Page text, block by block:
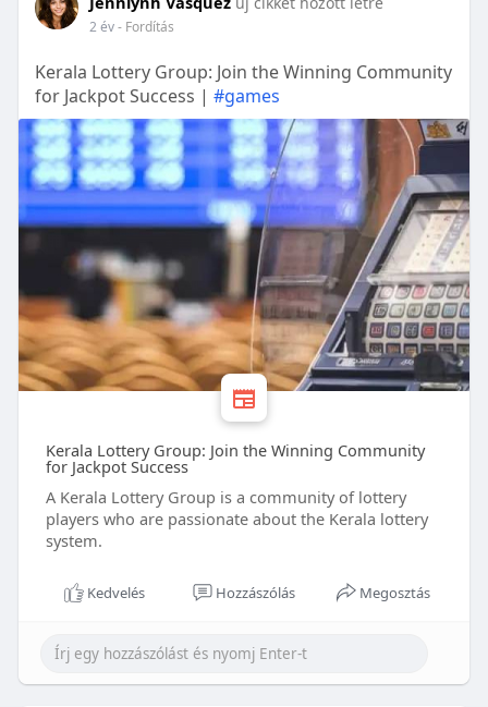
2 év- Fordítás
Kerala Lottery Group: Join the Winning Community
for Jackpot Success | #games
Kerala Lottery Group: Join the Winning Community
for Jackpot Success
A Kerala Lottery Group is a community of lottery
players who are passionate about the Kerala lottery
system.
Kedvelés Hozzászólás Megosztás